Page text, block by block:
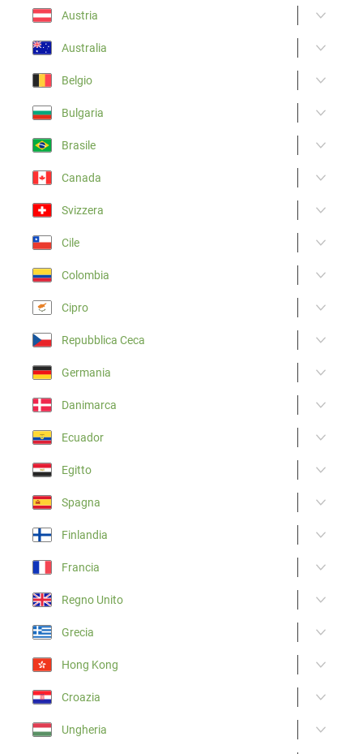
Austria
Australia
Belgio
Bulgaria
Brasile
Canada
Svizzera
Cile
Colombia
Cipro
Repubblica Ceca
Germania
Danimarca
Ecuador
Egitto
Spagna
Finlandia
Francia
Regno Unito
Grecia
Hong Kong
Croazia
Ungheria